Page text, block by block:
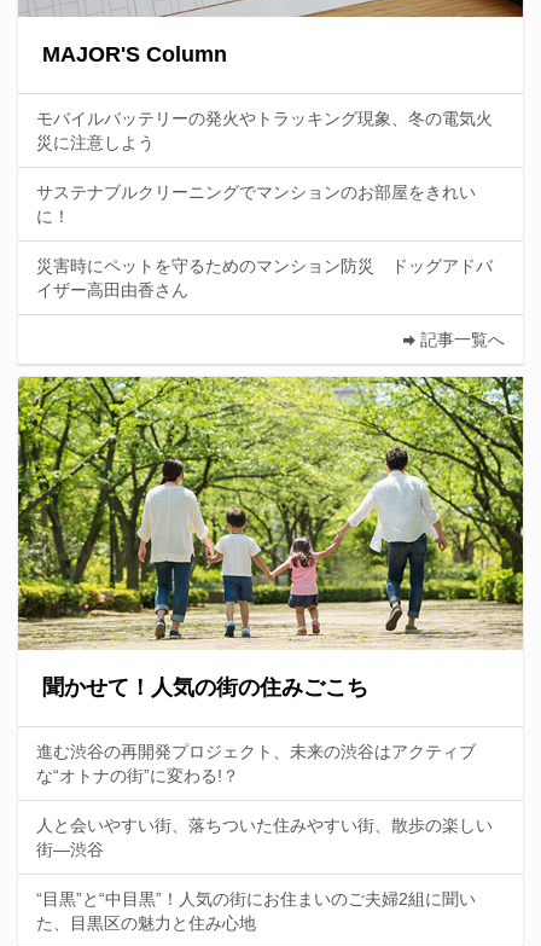
MAJOR'S Column
モバイルバッテリーの発火やトラッキング現象、冬の電気火
災に注意しよう
サステナブルクリーニングでマンションのお部屋をきれい
に！
災害時にペットを守るためのマンション防災 ドッグアドバ
イザー高田由香さん
記事一覧へ
聞かせて！人気の街の住みごこち
進む渋谷の再開発プロジェクト、未来の渋谷はアクティブ
な“オトナの街”に変わる!？
人と会いやすい街、落ちついた住みやすい街、散歩の楽しい
街—渋谷
“目黒”と“中目黒”！人気の街にお住まいのご夫婦2組に聞い
た、目黒区の魅力と住み心地